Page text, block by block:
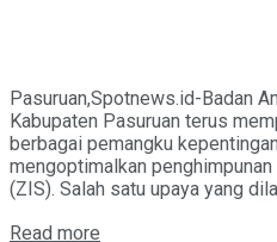
Pasuruan,Spotnews.id-Badan
Kabupaten Pasuruan terus
berbagai pemangku
mengoptimalkan
(ZIS). Salah satu upaya yang
Read more